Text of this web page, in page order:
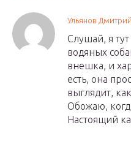
Ульянов Дмитрий
Слушай, я
водяных
внешка, и
есть, она
выглядит,
Обожаю,
Настоящий